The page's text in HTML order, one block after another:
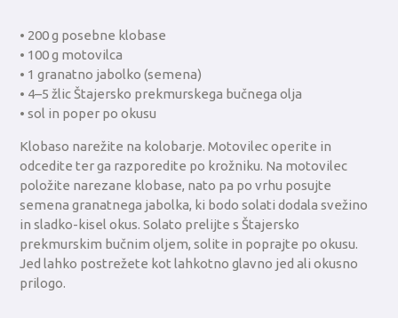
• 200 g posebne klobase
• 100 g motovilca
• 1 granatno jabolko (semena)
• 4–5 žlic Štajersko prekmurskega bučnega olja
• sol in poper po okusu
Klobaso narežite na kolobarje. Motovilec operite in
odcedite ter ga razporedite po krožniku. Na motovilec
položite narezane klobase, nato pa po vrhu posujte
semena granatnega jabolka, ki bodo solati dodala svežino
in sladko-kisel okus. Solato prelijte s Štajersko
prekmurskim bučnim oljem, solite in poprajte po okusu.
Jed lahko postrežete kot lahkotno glavno jed ali okusno
prilogo.